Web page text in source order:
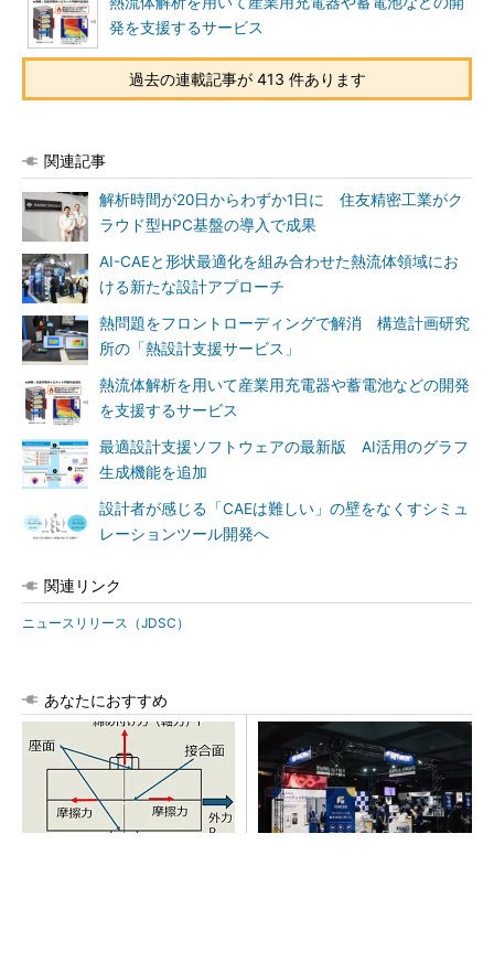
発を支援するサービス
過去の連載記事が 413 件あります
関連記事
解析時間が20日からわずか1日に 住友精密工業がク
ラウド型HPC基盤の導入で成果
AI-CAEと形状最適化を組み合わせた熱流体領域にお
ける新たな設計アプローチ
熱問題をフロントローディングで解消 構造計画研究
所の「熱設計支援サービス」
熱流体解析を用いて産業用充電器や蓄電池などの開発
を支援するサービス
最適設計支援ソフトウェアの最新版 AI活用のグラフ
生成機能を追加
設計者が感じる「CAEは難しい」の壁をなくすシミュ
レーションツール開発へ
関連リンク
ニュースリリース（JDSC）
あなたにおすすめ